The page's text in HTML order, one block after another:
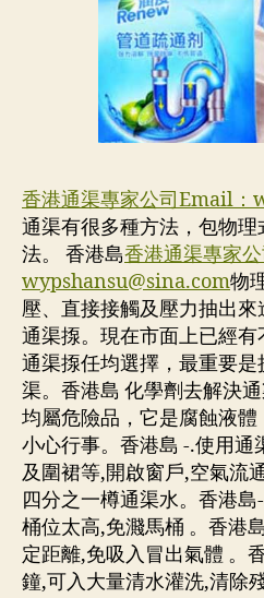
香港通渠專家公司Email：
通渠有很多種方法，包物
法。 香港島香港通渠專家
wypshansu@sina.com物
壓、直接接觸及壓力抽出
通渠揼。現在市面上已經
通渠揼任均選擇，最重要
渠。香港島 化學劑去解決
均屬危險品，它是腐蝕液
小心行事。香港島 -.使用通
及圍裙等,開啟窗戶,空氣流
四分之一樽通渠水。香港
桶位太高,免濺馬桶 。香港
定距離,免吸入冒出氣體 。
鐘,可入大量清水灌洗,清除